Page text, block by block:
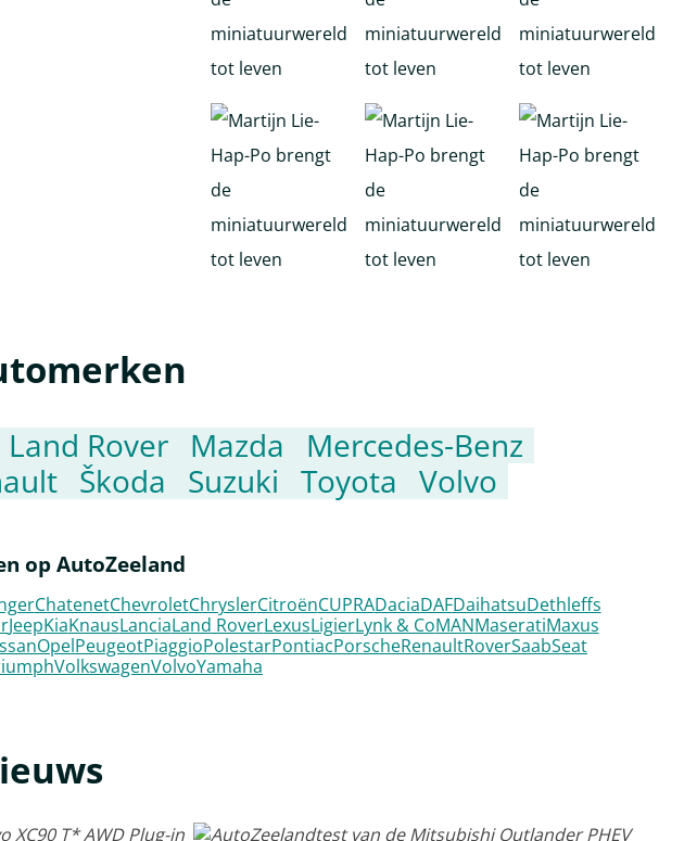
Land Rover Mazda
Mercedes-Benz
Škoda Suzuki Toyota Volvo
op AutoZeeland
ChatenetChevroletChryslerCitroënCUPRADaciaDAFDaihatsuDethleffs
JeepKiaKnausLanciaLand RoverLexusLigierLynk & CoMANMaseratiMaxus
OpelPeugeotPiaggioPolestarPontiacPorscheRenaultRoverSaabSeat
VolkswagenVolvoYamaha